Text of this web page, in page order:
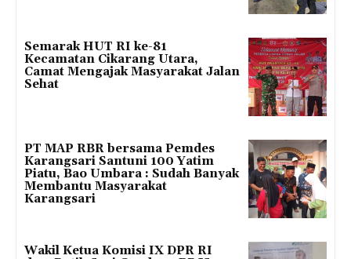
Semarak HUT RI ke-81
Kecamatan Cikarang Utara,
Camat Mengajak Masyarakat Jalan
Sehat
PT MAP RBR bersama Pemdes
Karangsari Santuni 100 Yatim
Piatu, Bao Umbara : Sudah Banyak
Membantu Masyarakat
Karangsari
Wakil Ketua Komisi IX DPR RI